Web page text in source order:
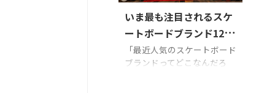
いま最も注目されるスケ
ートボードブランド12
選！世界の人気ブランド
から日本発の実力派まで
「最近人気のスケートボード
ブランドってどこなんだろ